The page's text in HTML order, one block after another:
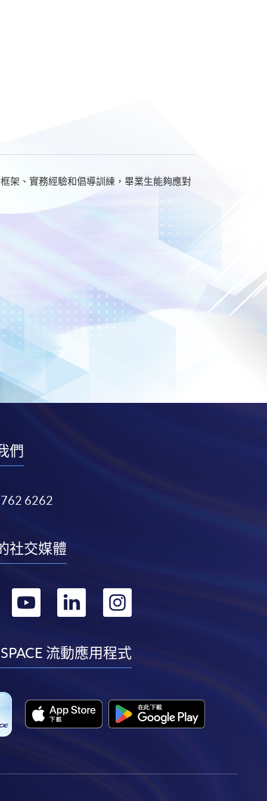
架、實務經驗和倡導訓練，畢業生能夠應對
們
6262
社交媒體
轉
youtube
轉
linkedin
轉
instagram
流動應用程式